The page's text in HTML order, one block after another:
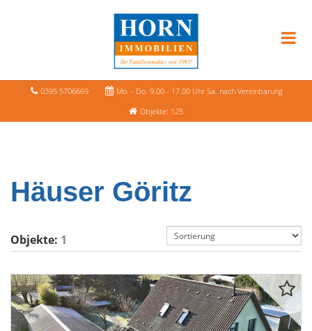
0395 5706669
Mo. - Do. 9.00 - 17.00 Uhr Sa. nach Vereinbarung
Objekte: 125
Häuser Göritz
Objekte: 1